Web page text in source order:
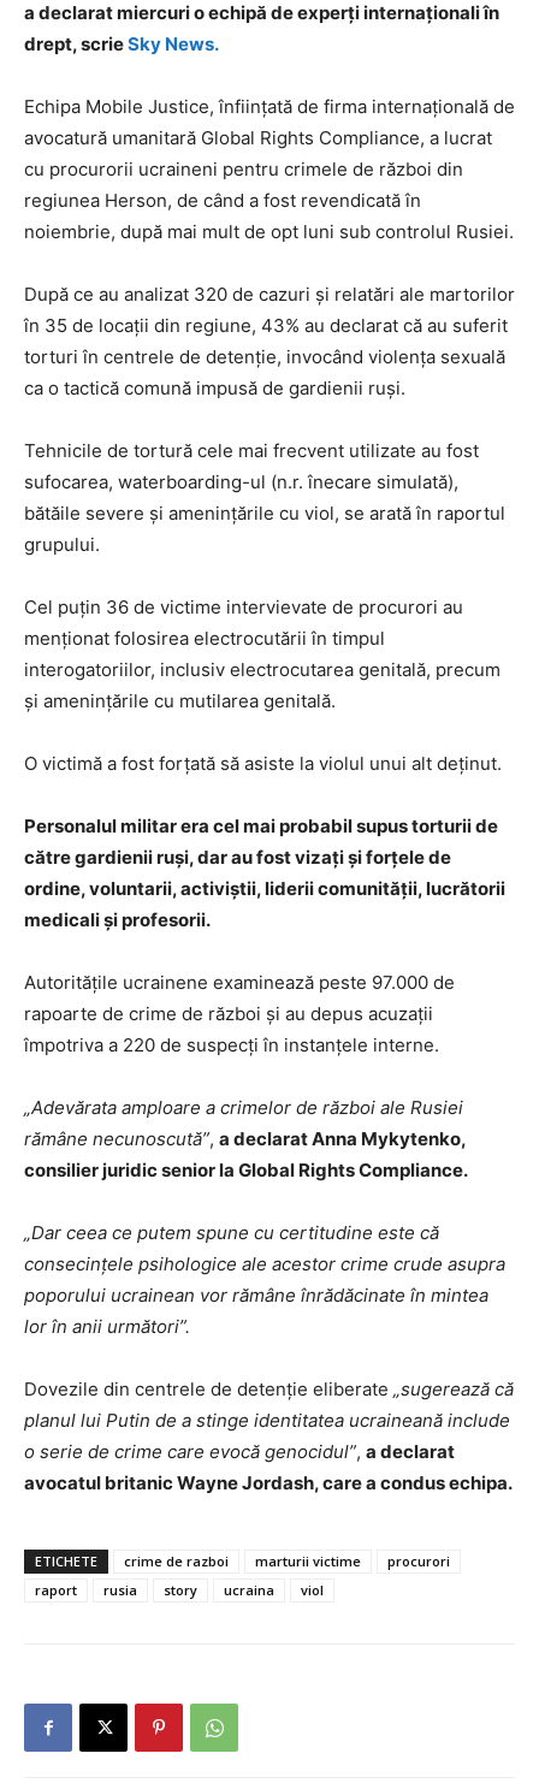
a declarat miercuri o echipă de experți internaționali în
drept, scrieSky News.
Echipa Mobile Justice, înființată de firma internațională de
avocatură umanitară Global Rights Compliance, a lucrat
cu procurorii ucraineni pentru crimele de război din
regiunea Herson, de când a fost revendicată în
noiembrie, după mai mult de opt luni sub controlul Rusiei.
După ce au analizat 320 de cazuri și relatări ale martorilor
în 35 de locații din regiune, 43% au declarat că au suferit
torturi în centrele de detenție, invocând violența sexuală
ca o tactică comună impusă de gardienii ruși.
Tehnicile de tortură cele mai frecvent utilizate au fost
sufocarea, waterboarding-ul (n.r. înecare simulată),
bătăile severe și amenințările cu viol, se arată în raportul
grupului.
Cel puțin 36 de victime intervievate de procurori au
menționat folosirea electrocutării în timpul
interogatoriilor, inclusiv electrocutarea genitală, precum
și amenințările cu mutilarea genitală.
O victimă a fost forțată să asiste la violul unui alt deținut.
Personalul militar era cel mai probabil supus torturii de
către gardienii ruși, dar au fost vizați și forțele de
ordine, voluntarii, activiștii, liderii comunității, lucrătorii
medicali și profesorii.
Autoritățile ucrainene examinează peste 97.000 de
rapoarte de crime de război și au depus acuzații
împotriva a 220 de suspecți în instanțele interne.
„Adevărata amploare a crimelor de război ale Rusiei
rămâne necunoscută”, a declarat Anna Mykytenko,
consilier juridic senior la Global Rights Compliance.
„Dar ceea ce putem spune cu certitudine este că
consecințele psihologice ale acestor crime crude asupra
poporului ucrainean vor rămâne înrădăcinate în mintea
lor în anii următori”.
Dovezile din centrele de detenție eliberate „sugerează că
planul lui Putin de a stinge identitatea ucraineană include
o serie de crime care evocă genocidul”, a declarat
avocatul britanic Wayne Jordash, care a condus echipa.
ETICHETE crime de razboi marturii victime
procurori
raport
rusia story ucraina viol